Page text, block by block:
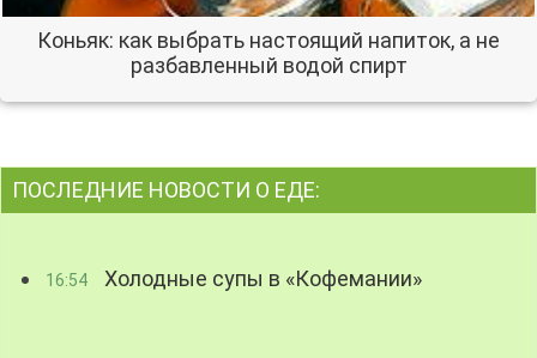
Коньяк: как выбрать настоящий напиток, а не
разбавленный водой спирт
ПОСЛЕДНИЕ НОВОСТИ О ЕДЕ:
16:54 Холодные супы в «Кофемании»